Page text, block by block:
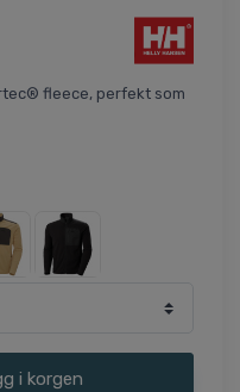
fleece, perfekt som
i korgen